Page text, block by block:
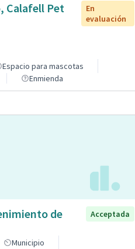
Calafell Pet
En
evaluación
Espacio para mascotas
Enmienda
de
Acceptada
Municipio